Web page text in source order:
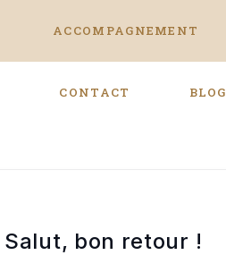
ACCOMPAGNEMENT
CONTACT BLOG
Salut, bon retour !